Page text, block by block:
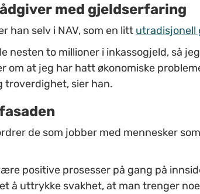
med gjeldserfaring
han selv i NAV, som en litt utradisjonell
nesten to millioner i inkassogjeld, så
om at jeg har hatt økonomiske
troverdighet, sier han.
de som jobber med mennesker
positive prosesser på gang på
å uttrykke svakhet, at man trenger